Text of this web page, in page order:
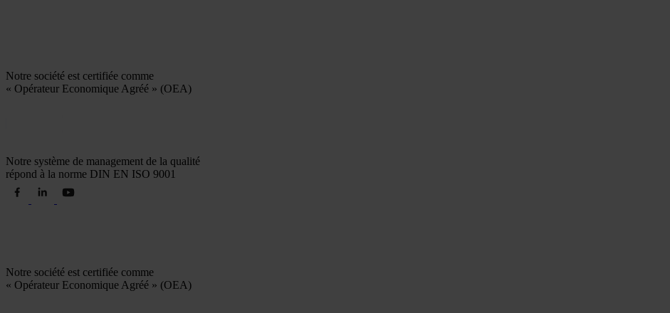
Notre société est certifiée comme
« Opérateur Economique Agréé » (OEA)
Notre système de management de la qualité
répond à la norme DIN EN ISO 9001
Notre société est certifiée comme
« Opérateur Economique Agréé » (OEA)